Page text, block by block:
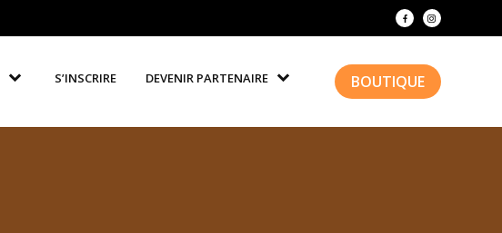
S’INSCRIRE DEVENIR PARTENAIRE BOUTIQUE